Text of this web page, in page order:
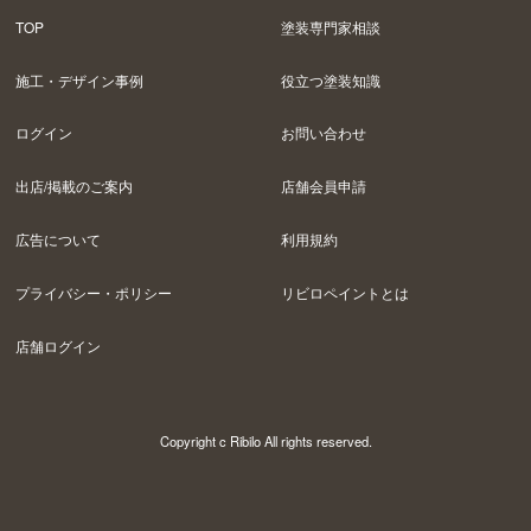
TOP 塗装専門家相談
施工・デザイン事例 役立つ塗装知識
ログイン お問い合わせ
出店/掲載のご案内 店舗会員申請
広告について 利用規約
プライバシー・ポリシー リビロペイントとは
店舗ログイン
Copyright c Ribilo All rights reserved.